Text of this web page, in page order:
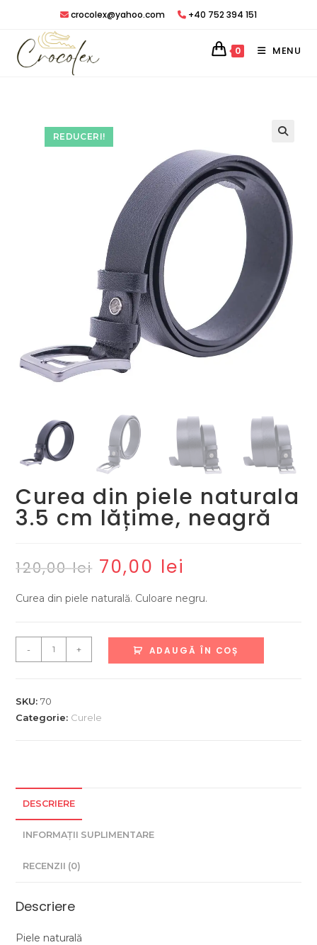
crocolex@yahoo.com +40 752 394 151
0 MENU
REDUCERI!
Curea din piele naturala
3.5 cm lățime, neagră
120,00lei Prețul
inițial
fost:
120,00 lei.
70,00 lei
Curea din piele naturală. Culoare negru.
Cantitate
Curea
piele
naturala
neagră
- + ADAUGĂ ÎN COȘ
SKU:70
Categorie: Curele
DESCRIERE
INFORMAȚII SUPLIMENTARE
RECENZII (0)
Descriere
Piele naturală